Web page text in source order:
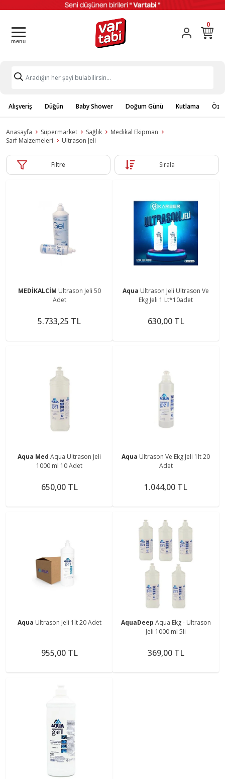
0
Alışveriş Düğün Baby Shower Doğum Günü Kutlama
Anasayfa Süpermarket Sağlık
Medikal Ekipman
Sarf Malzemeleri
Ultrason Jeli
Filtre Sırala
MEDİKALCİM Ultrason Jeli 50
Adet
5.733,25 TL
Aqua Ultrason Jeli Ultrason Ve
Ekg Jeli 1 Lt*10adet
630,00 TL
Aqua Med Aqua Ultrason Jeli
1000 ml 10 Adet
650,00 TL
Aqua Ultrason Ve Ekg Jeli 1lt 20
Adet
1.044,00 TL
Aqua Ultrason Jeli 1lt 20 Adet
955,00 TL
AquaDeep Aqua Ekg - Ultrason
Jeli 1000 ml 5li
369,00 TL